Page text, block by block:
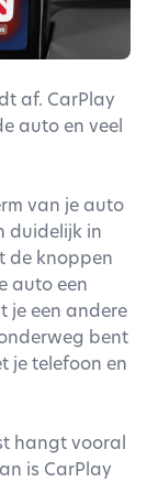
af. CarPlay
auto en veel
van je auto
duidelijk in
de knoppen
auto een
je een andere
bent
je telefoon en
hangt vooral
is CarPlay